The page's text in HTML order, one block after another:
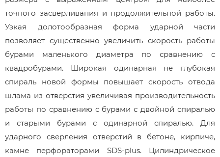
точного засверливания и продолжительной работы.
Узкая долотообразная форма ударной части
позволяет существенно увеличить скорость работы
бурами маленького диаметра по сравнению с
квадробурами. Широкая одинарная не глубокая
спираль новой формы повышает скорость отвода
шлама из отверстия увеличивая производительность
работы по сравнению с бурами с двойной спиралью
и старыми бурами с одинарной спиралью. Для
ударного сверления отверстий в бетоне, кирпиче,
камне перфораторами SDS-plus. Цилиндрическое